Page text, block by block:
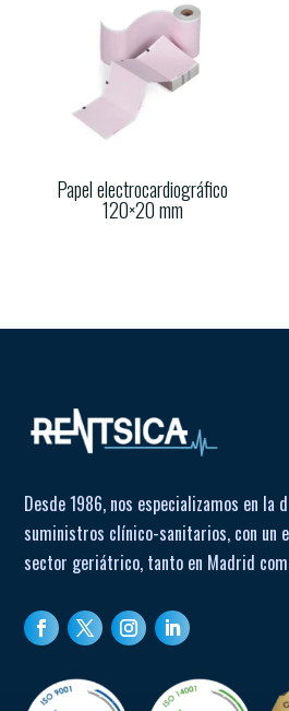
Papel electrocardiográfico
120×20 mm
Desde 1986, nos especializamos en la
suministros clínico-sanitarios, con un
sector geriátrico, tanto en Madrid